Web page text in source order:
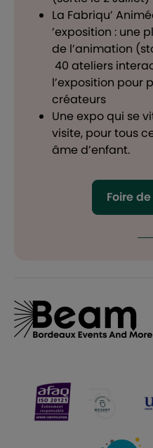
La Fabriqu’
’exposition : une
de l’animation
40 ateliers
l’exposition pour
créateurs
Une expo qui se
visite, pour tous
âme d’enfant.
Foire